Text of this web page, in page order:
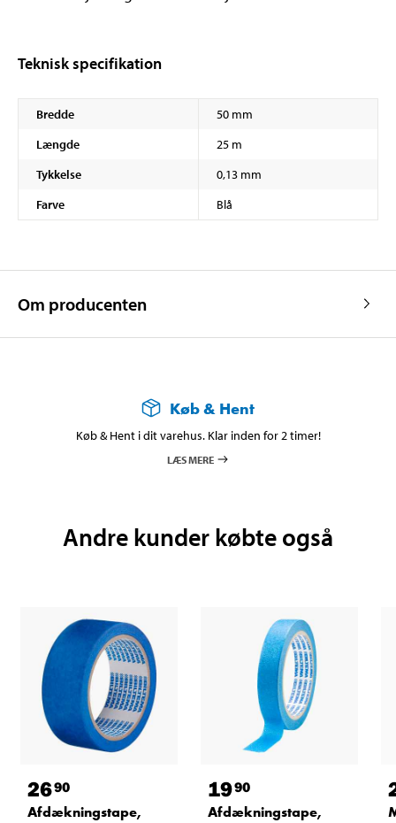
Teknisk specifikation
Bredde
50 mm
Længde
25 m
Tykkelse
0,13 mm
Farve
Blå
Om producenten
Køb & Hent
Køb & Hent i dit varehus. Klar inden for 2 timer!
LÆS MERE
Andre kunder købte også
2690
Afdækningstape,
1990
Afdækningstape,